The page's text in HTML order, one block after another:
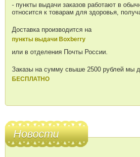
- пункты выдачи заказов работают в
относится к товарам для здоровья,
Доставка производится на
пункты выдачи Boxberry
или в отделения Почты России.
Заказы на сумму свыше 2500 рублей мы
БЕСПЛАТНО
Новости